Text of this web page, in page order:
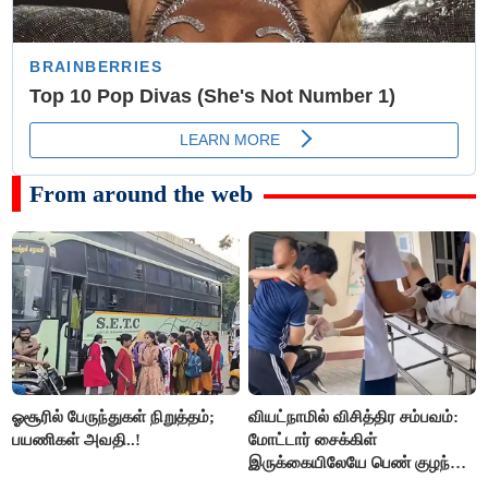
From around the web
ஓசூரில் பேருந்துகள் நிறுத்தம்;
பயணிகள் அவதி..!
வியட்நாமில் விசித்திர சம்பவம்:
மோட்டார் சைக்கிள்
இருக்கையிலேயே பெண் குழந்தை